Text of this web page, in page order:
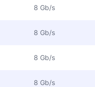
8 Gb/s
8 Gb/s
8 Gb/s
8 Gb/s